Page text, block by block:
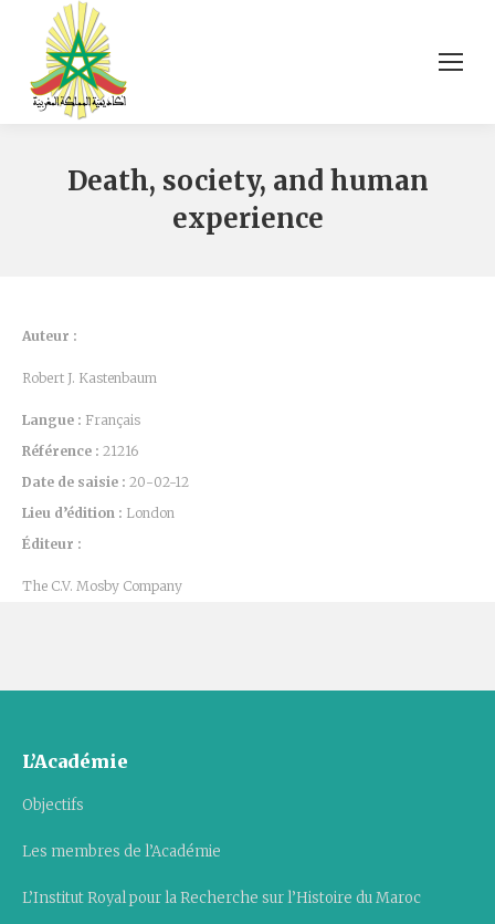
Death, society, and human
experience
Auteur :
Robert J. Kastenbaum
Langue : Français
Référence : 21216
Date de saisie : 20-02-12
Lieu d’édition : London
Éditeur :
The C.V. Mosby Company
L’Académie
Objectifs
Les membres de l’Académie
L’Institut Royal pour la Recherche sur l’Histoire du Maroc